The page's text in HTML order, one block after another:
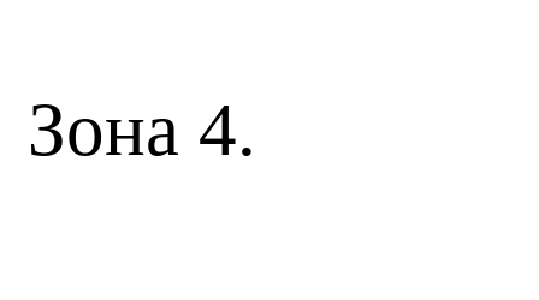
Зона 4.